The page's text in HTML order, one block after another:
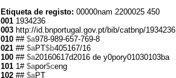
Etiqueta de registo: 00000nam 2200025 450
001 1934236
003 http://id.bnportugal.gov.pt/bib/catbnp/1934236
010 ## $a978-989-657-769-8
021 ## $aPT$b405167/16
100 ## $a20160617d2016 de y0pory01030103ba
101 1# $apor$ceng
102 ## $aPT